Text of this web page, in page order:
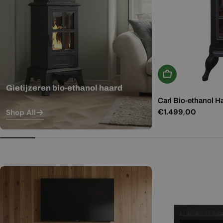
Gietijzeren bio-ethanol haard
Shop All
In Winkelwagen
Carl Bio-ethanol
Normale
€1.499,00